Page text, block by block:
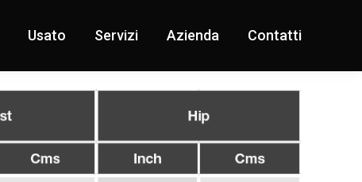
Usato Servizi Azienda Contatti